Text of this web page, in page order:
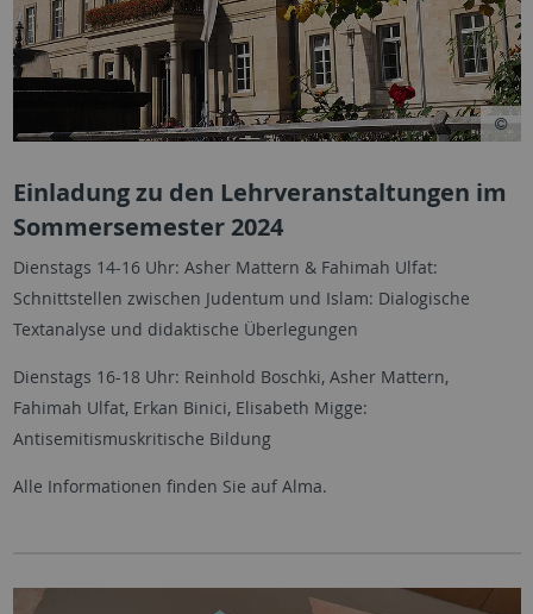
Einladung zu den Lehrveranstaltungen im
Sommersemester 2024
Dienstags 14-16 Uhr: Asher Mattern & Fahimah Ulfat:
Schnittstellen zwischen Judentum und Islam: Dialogische
Textanalyse und didaktische Überlegungen
Dienstags 16-18 Uhr: Reinhold Boschki, Asher Mattern,
Fahimah Ulfat, Erkan Binici, Elisabeth Migge:
Antisemitismuskritische Bildung
Alle Informationen finden Sie auf Alma.